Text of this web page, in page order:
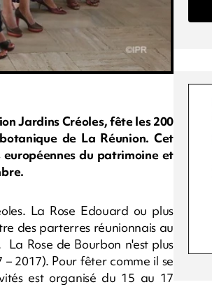
Jardins Créoles, fête les 200
de La Réunion. Cet
du patrimoine et
La Rose Edouard ou plus
des parterres réunionnais au
Rose de Bourbon n'est plus
2017). Pour fêter comme il se
est organisé du 15 au 17